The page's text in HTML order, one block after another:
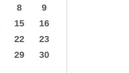
8
9
15
16
22
23
29
30